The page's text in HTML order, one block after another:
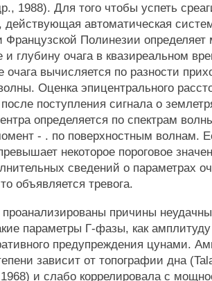
1988). Для того чтобы успеть
действующая автоматическая
Французской Полинезии определяет
и глубину очага в квазиреальном
очага вычисляется по разности
Оценка эпицентрального
поступления сигнала о
определяется по спектрам
- . по поверхностным волнам.
некоторое пороговое
сведений о параметрах
объявляется тревога.
проанализированы причины
параметры Г-фазы, как
предупреждения цунами.
зависит от топографии дна
и слабо коррелировала с